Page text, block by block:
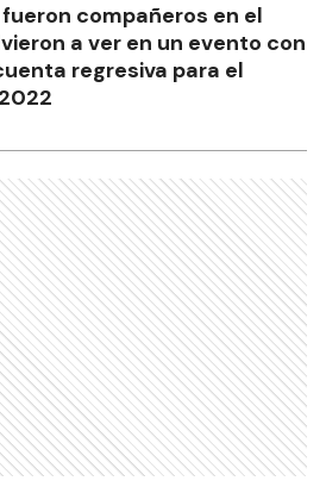
compañeros en el
a ver en un evento con
regresiva para el